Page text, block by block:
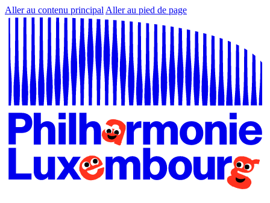
Aller au contenu principal Aller au pied de page